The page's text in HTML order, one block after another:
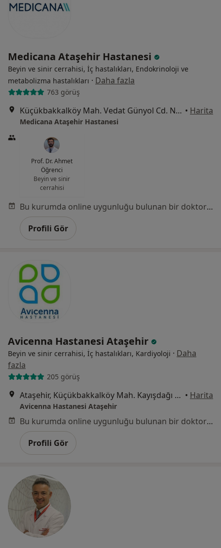
Medicana Ataşehir Hastanesi
Beyin ve sinir cerrahisi, İç hastalıkları, Endokrinoloji ve
metabolizma hastalıkları · Daha fazla
763 görüş
Küçükbakkalköy Mah. Vedat Günyol Cd. No:24, Ataşehir • Harita
Medicana Ataşehir Hastanesi
Prof. Dr. Ahmet
Öğrenci
Beyin ve sinir
cerrahisi
Bu kurumda online uygunluğu bulunan bir doktor veya uzman bulunamadı
Profili Gör
Avicenna Hastanesi Ataşehir
Beyin ve sinir cerrahisi, İç hastalıkları, Kardiyoloji · Daha
fazla
205 görüş
Ataşehir, Küçükbakkalköy Mah. Kayışdağı Cad. No:47 İstanbul, Ataşehir • Harita
Avicenna Hastanesi Ataşehir
Bu kurumda online uygunluğu bulunan bir doktor veya uzman bulunamadı
Profili Gör